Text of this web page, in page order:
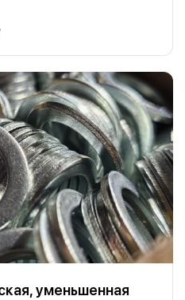
уменьшенная